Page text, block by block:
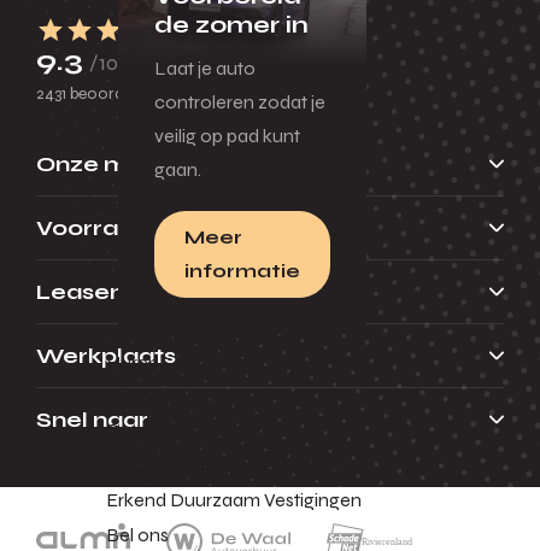
de zomer in
Laat je auto
controleren zodat je
veilig op pad kunt
gaan.
Meer
informatie
Huren
Contact
Erkend Duurzaam Vestigingen
Bel ons
9.3 /10
2431 beoordelingen
Onze merken
Voorraad
Leasen
Werkplaats
Snel naar